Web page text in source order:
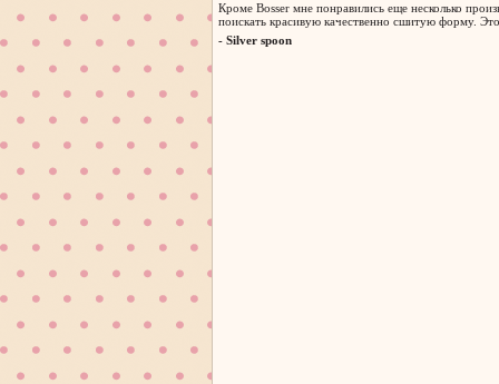
Кроме Bosser мне понравились еще несколько
поискать красивую качественно сшитую форму.
- Silver spoon